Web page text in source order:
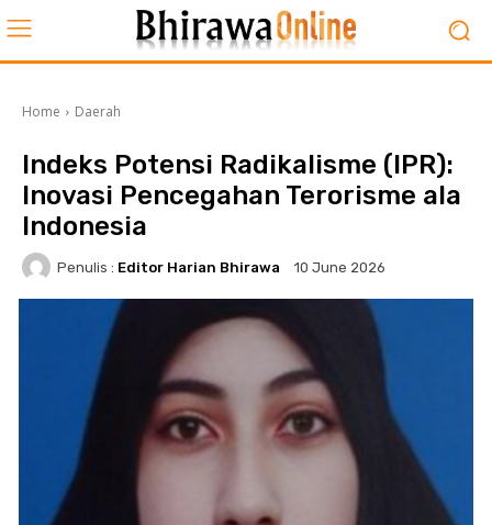
Home Daerah
Indeks Potensi Radikalisme (IPR):
Inovasi Pencegahan Terorisme ala
Indonesia
Penulis : Editor Harian Bhirawa 10 June 2026